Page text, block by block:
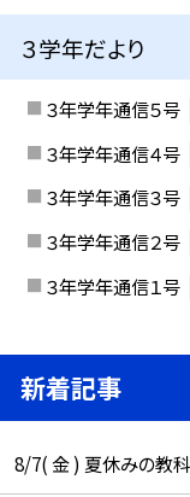
３学年だより
３年学年通信５号
３年学年通信４号
３年学年通信３号
３年学年通信２号
３年学年通信１号
新着記事
8/7( 金 ) 夏休みの教